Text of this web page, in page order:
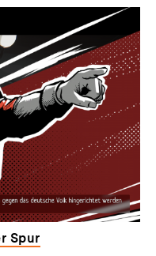
Spur